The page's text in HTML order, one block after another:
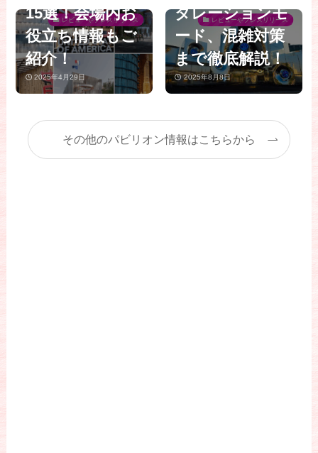
レビューやプレスリリース
15選！会場内お
役立ち情報もご
紹介！
2025年4月29日
レビューやプレスリリース
タレーションモ
ード、混雑対策
まで徹底解説！
2025年8月8日
その他のパビリオン情報はこちらから